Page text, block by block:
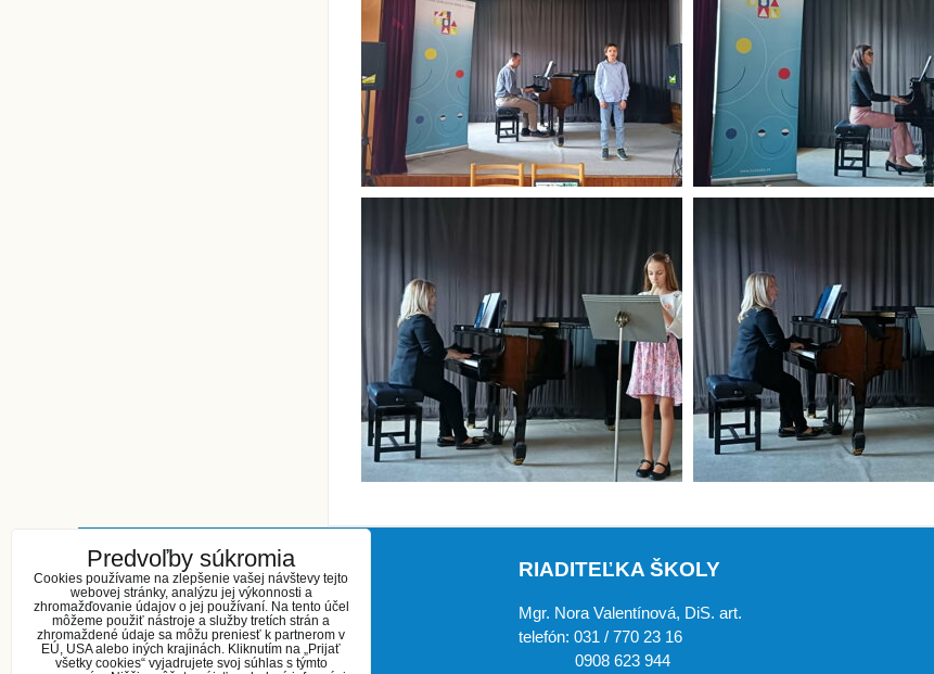
KONTAKT
Základná umelecká škola
Kukučínova 27
Šaľa 927 01
RIADITEĽKA ŠKOLY
Mgr. Nora Valentínová, DiS. art.
telefón: 031 / 770 23 16
0908 623 944
Predvoľby súkromia
Cookies používame na zlepšenie vašej návštevy tejto
webovej stránky, analýzu jej výkonnosti a
zhromažďovanie údajov o jej používaní. Na tento účel
môžeme použiť nástroje a služby tretích strán a
zhromaždené údaje sa môžu preniesť k partnerom v
EÚ, USA alebo iných krajinách. Kliknutím na „Prijať
všetky cookies“ vyjadrujete svoj súhlas s týmto